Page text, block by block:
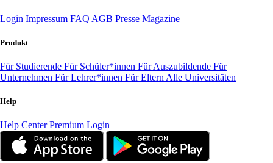
Login Impressum FAQ AGB Presse Magazine
Produkt
Für Studierende Für Schüler*innen Für Auszubildende Für
Unternehmen Für Lehrer*innen Für Eltern Alle Universitäten
Help
Help CenterPremium Login